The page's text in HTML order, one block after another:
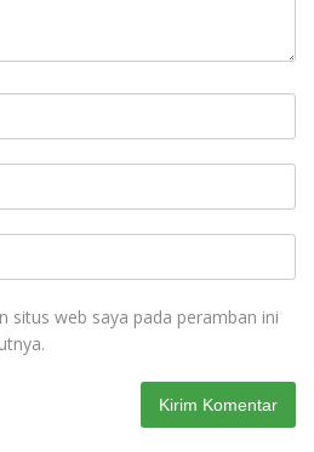
situs web saya pada peramban ini